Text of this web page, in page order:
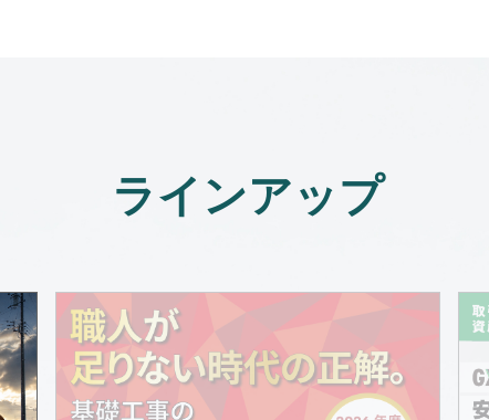
ラインアップ